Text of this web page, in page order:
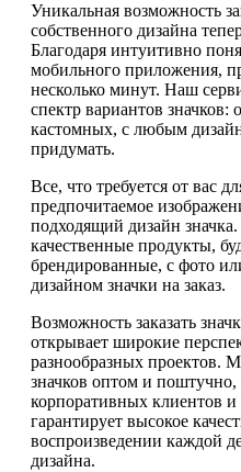
Уникальная возможность
собственного дизайна
Благодаря интуитивно
мобильного приложения,
несколько минут. Наш
спектр вариантов значков:
кастомных, с любым
придумать.
Все, что требуется от вас
предпочитаемое
подходящий дизайн
качественные продукты,
брендированные, с фото
дизайном значки на заказ.
Возможность заказать
открывает широкие
разнообразных проектов.
значков оптом и поштучно,
корпоративных клиентов
гарантирует высокое
воспроизведении каждой
дизайна.